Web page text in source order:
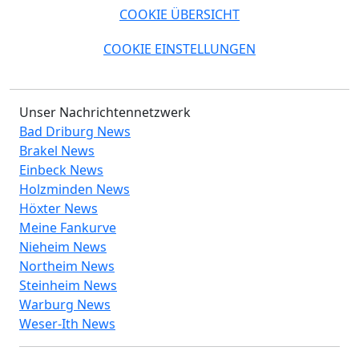
COOKIE ÜBERSICHT
COOKIE EINSTELLUNGEN
Unser Nachrichtennetzwerk
Bad Driburg News
Brakel News
Einbeck News
Holzminden News
Höxter News
Meine Fankurve
Nieheim News
Northeim News
Steinheim News
Warburg News
Weser-Ith News